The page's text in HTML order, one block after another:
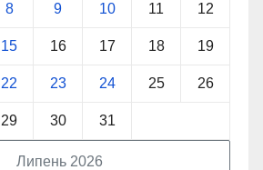
Липень 2026
8 9 10 11 12
15 16 17 18 19
22 23 24 25 26
29 30 31